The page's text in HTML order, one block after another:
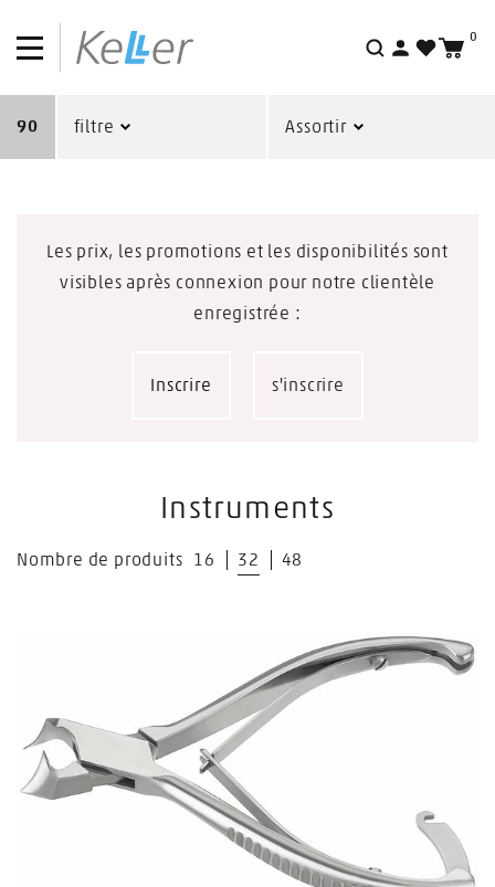
Recherche
0
90 filtre Assortir
Les prix, les promotions et les disponibilités sont
visibles après connexion pour notre clientèle
enregistrée :
Inscrire s'inscrire
Instruments
Nombre de produits 16 32 48